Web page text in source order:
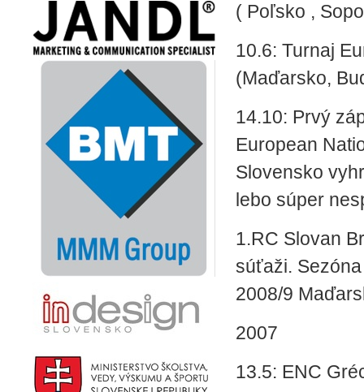
( Poľsko ,
10.6: Turnaj
(Maďarsko,
14.10: Prvý
European
Slovensko
lebo súper
1.RC Slovan
súťaži.
2008/9
2007
13.5: ENC